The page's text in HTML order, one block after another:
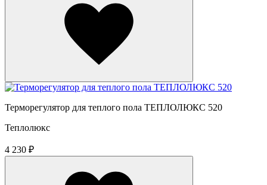
Терморегулятор для теплого пола ТЕПЛОЛЮКС 520
Теплолюкс
4 230 ₽